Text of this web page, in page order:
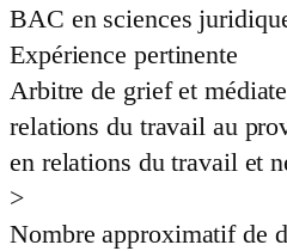
BAC en sciences
Expérience pertinente
Arbitre de grief et
relations du travail au
en relations du travail et
>
Nombre approximatif de